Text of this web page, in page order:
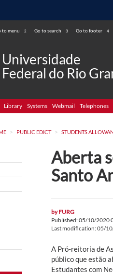
to menu 2 Go to search 3 Go to footer 4
Universidade
Federal do Rio
Library Systems Webmail Telephones
> PUBLIC EDICT > STUDENTS
Aberta
Santo
byFURG
Published: 05/10/2020
Last modification: 05/
A Pró-reitoria de
público que estão
Estudantes com